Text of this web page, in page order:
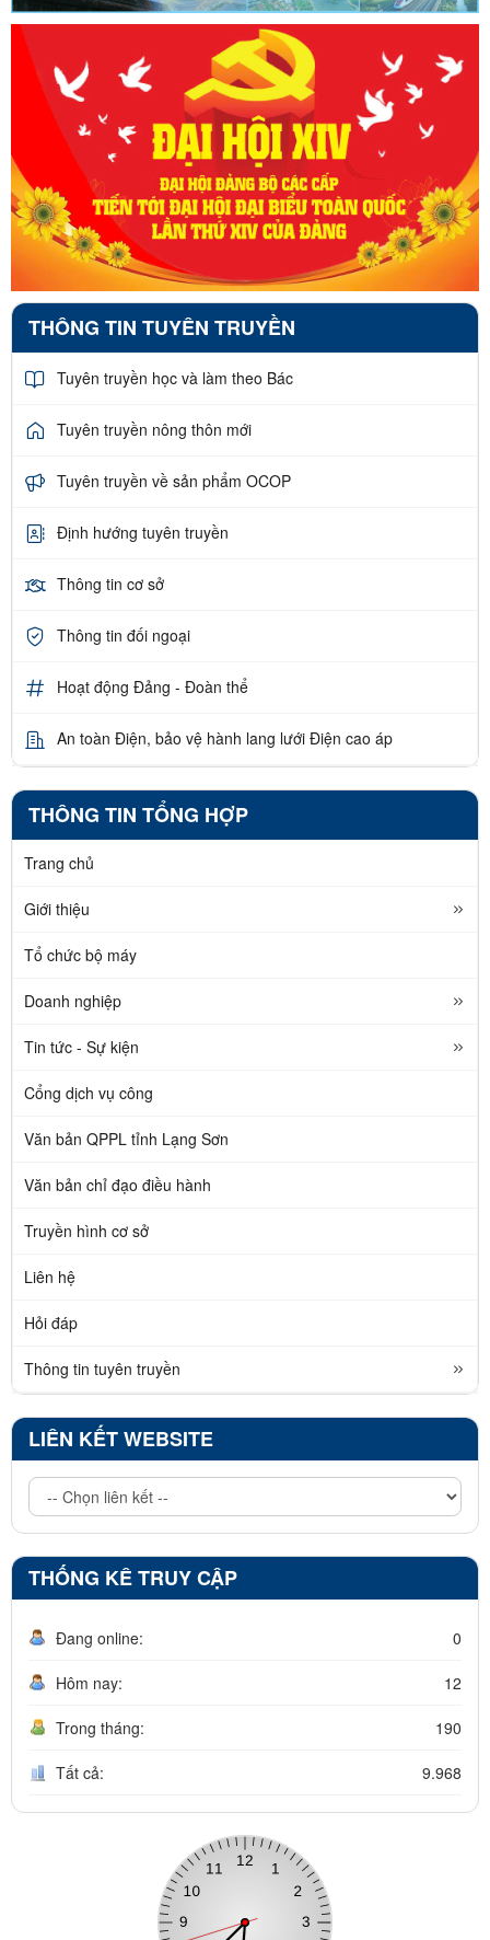
THÔNG TIN TUYÊN TRUYỀN
Tuyên truyền học và làm theo Bác
Tuyên truyền nông thôn mới
Tuyên truyền về sản phẩm OCOP
Định hướng tuyên truyền
Thông tin cơ sở
Thông tin đối ngoại
Hoạt động Đảng - Đoàn thể
An toàn Điện, bảo vệ hành lang lưới Điện cao áp
THÔNG TIN TỔNG HỢP
Trang chủ
Giới thiệu
Tổ chức bộ máy
Doanh nghiệp
Tin tức - Sự kiện
Cổng dịch vụ công
Văn bản QPPL tỉnh Lạng Sơn
Văn bản chỉ đạo điều hành
Truyền hình cơ sở
Liên hệ
Hỏi đáp
Thông tin tuyên truyền
LIÊN KẾT WEBSITE
THỐNG KÊ TRUY CẬP
Đang online: 0
Hôm nay: 12
Trong tháng: 190
Tất cả: 9.968